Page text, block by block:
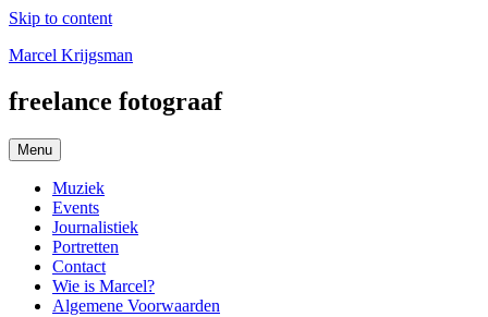
Skip to content
Marcel Krijgsman
freelance fotograaf
Menu
Muziek
Events
Journalistiek
Portretten
Contact
Wie is Marcel?
Algemene Voorwaarden